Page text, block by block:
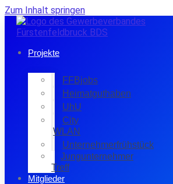
Zum Inhalt springen
Projekte
FFBjobs
Heimatguthaben
UhU
City
WLAN
Unternehmerfrühstück
Jungunternehmer
Treff
Mitglieder